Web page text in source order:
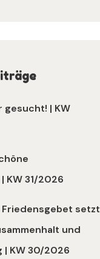
gesucht! | KW
KW 31/2026
Friedensgebet setzt
und
| KW 30/2026